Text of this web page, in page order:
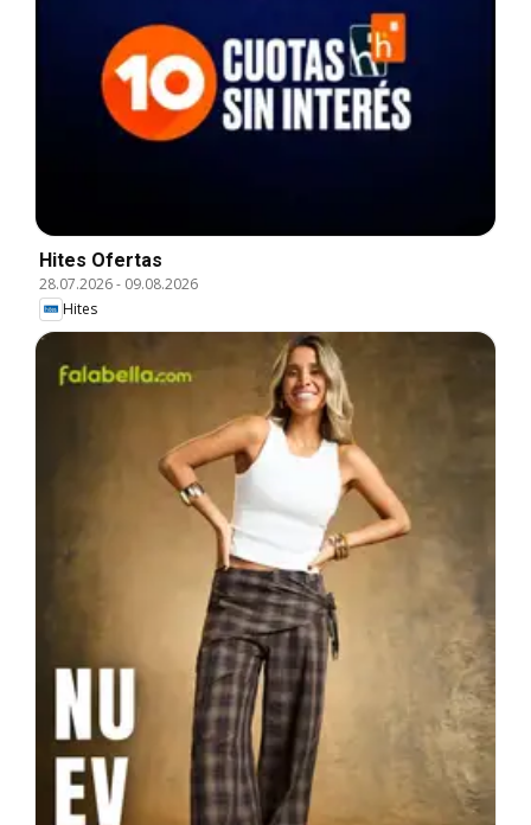
Hites Ofertas
28.07.2026- 09.08.2026
Hites